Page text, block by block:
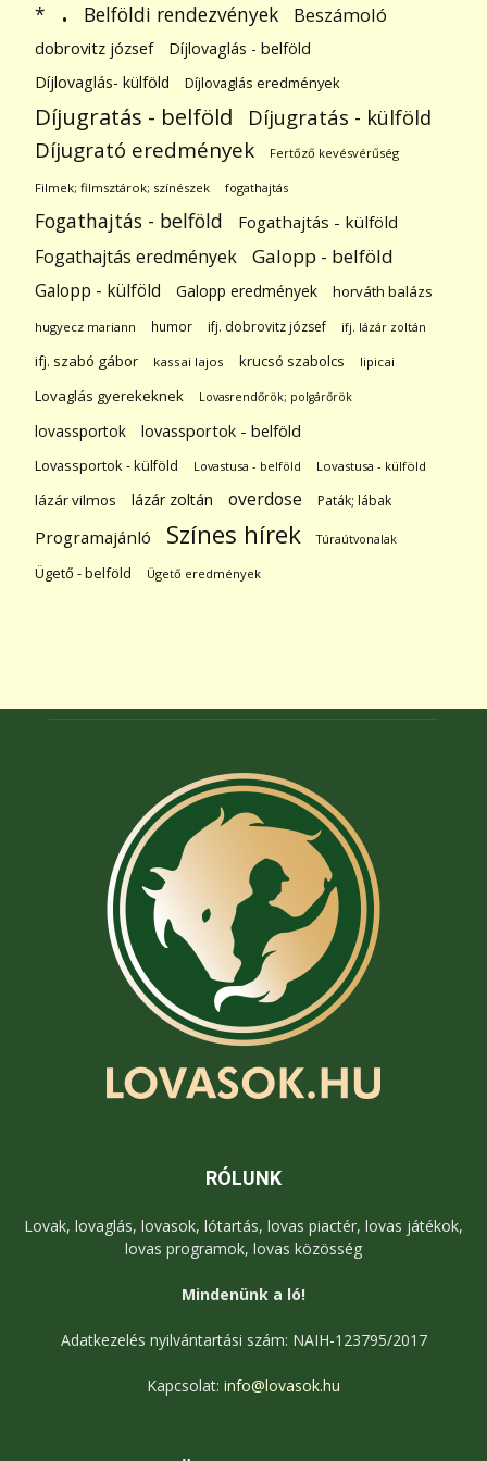
* . Belföldi rendezvények Beszámoló
dobrovitz józsef
Díjlovaglás - belföld
Díjlovaglás- külföld
Díjlovaglás eredmények
Díjugratás - belföld Díjugratás - külföld
Díjugrató eredmények Fertőző kevésvérűség
Filmek; filmsztárok; színészek fogathajtás
Fogathajtás - belföld Fogathajtás - külföld
Fogathajtás eredmények Galopp - belföld
Galopp - külföld Galopp eredmények horváth balázs
hugyecz mariann humor ifj. dobrovitz józsef ifj. lázár zoltán
ifj. szabó gábor kassai lajos krucsó szabolcs lipicai
Lovaglás gyerekeknek Lovasrendőrök; polgárőrök
lovassportok lovassportok - belföld
Lovassportok - külföld Lovastusa - belföld Lovastusa - külföld
lázár vilmos lázár zoltán overdose Paták; lábak
Programajánló Színes hírek Túraútvonalak
Ügető - belföld Ügető eredmények
RÓLUNK
Lovak, lovaglás, lovasok, lótartás, lovas piactér, lovas játékok,
lovas programok, lovas közösség
Mindenünk a ló!
Adatkezelés nyilvántartási szám: NAIH-123795/2017
Kapcsolat: info@lovasok.hu